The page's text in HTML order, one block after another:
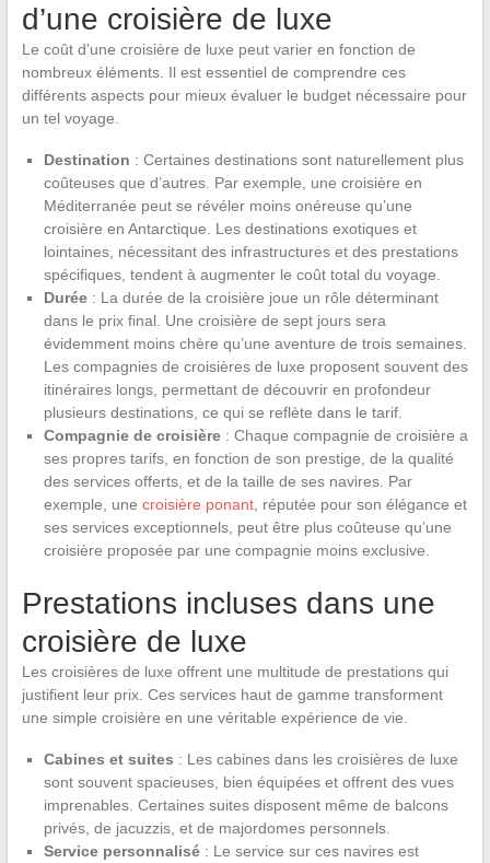
d’une croisière de luxe
Le coût d’une croisière de luxe peut varier en fonction de
nombreux éléments. Il est essentiel de comprendre ces
différents aspects pour mieux évaluer le budget nécessaire pour
un tel voyage.
Destination : Certaines destinations sont naturellement plus
coûteuses que d’autres. Par exemple, une croisière en
Méditerranée peut se révéler moins onéreuse qu’une
croisière en Antarctique. Les destinations exotiques et
lointaines, nécessitant des infrastructures et des prestations
spécifiques, tendent à augmenter le coût total du voyage.
Durée: La durée de la croisière joue un rôle déterminant
dans le prix final. Une croisière de sept jours sera
évidemment moins chère qu’une aventure de trois semaines.
Les compagnies de croisières de luxe proposent souvent des
itinéraires longs, permettant de découvrir en profondeur
plusieurs destinations, ce qui se reflète dans le tarif.
Compagnie de croisière: Chaque compagnie de croisière a
ses propres tarifs, en fonction de son prestige, de la qualité
des services offerts, et de la taille de ses navires. Par
exemple, une croisière ponant, réputée pour son élégance et
ses services exceptionnels, peut être plus coûteuse qu’une
croisière proposée par une compagnie moins exclusive.
Prestations incluses dans une
croisière de luxe
Les croisières de luxe offrent une multitude de prestations qui
justifient leur prix. Ces services haut de gamme transforment
une simple croisière en une véritable expérience de vie.
Cabines et suites : Les cabines dans les croisières de luxe
sont souvent spacieuses, bien équipées et offrent des vues
imprenables. Certaines suites disposent même de balcons
privés, de jacuzzis, et de majordomes personnels.
Service personnalisé: Le service sur ces navires est